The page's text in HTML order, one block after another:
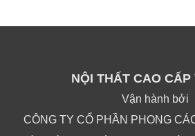
NỘI THẤT CAO CẤP
Vận hành bởi
CÔNG TY CỔ PHẦN PHONG